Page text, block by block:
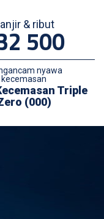
& ribut
500
nyawa
kecemasan
Triple
(000)